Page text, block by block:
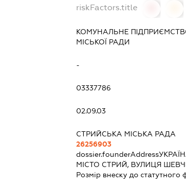
riskFactors.title
КОМУНАЛЬНЕ
МІСЬКОЇ РАДИ
-
03337786
02.09.03
СТРИЙСЬКА МІСЬКА РАДА
26256903
dossier.founderAddress
МІСТО СТРИЙ, ВУЛИЦЯ
Розмір внеску до статутного